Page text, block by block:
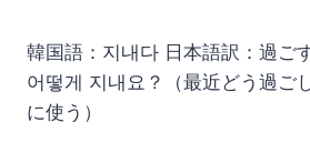
韓国語：지내다 日本語訳：過ご
어떻게 지내요？（最近どう過ご
に使う）